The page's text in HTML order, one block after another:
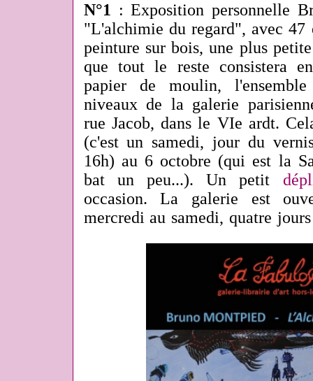
N°1 : Exposition personnelle
"L'alchimie du regard", avec 47
peinture sur bois, une plus
que tout le reste consistera
papier de moulin,
niveaux de la galerie
rue Jacob, dans le VIe ardt.
(c'est un samedi, jour du
16h) au 6 octobre (qui est la
bat un peu...). Un petit
occasion. La galerie est
mercredi au samedi, quatre